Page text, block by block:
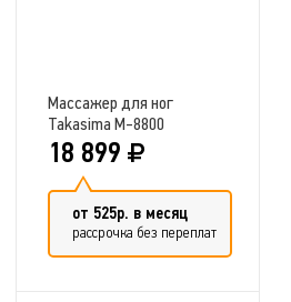
Массажер для ног
Takasima М-8800
18 899
от 525р. в месяц
рассрочка без переплат